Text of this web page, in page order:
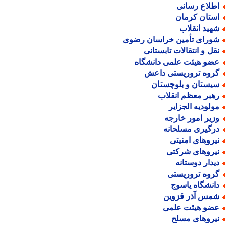
رسانی
کرمان
انقلاب
تأمین خراسان رضوی
و انتقالات تابستانی
هیئت علمی دانشگاه
تروریستی داعش
و بلوچستان
معظم انقلاب
الجزایر
امور خارجه
مسلحانه
امنیتی
شرکتی
دوستانه
تروریستی
یاسوج
آذر قزوین
هیئت علمی
مسلح